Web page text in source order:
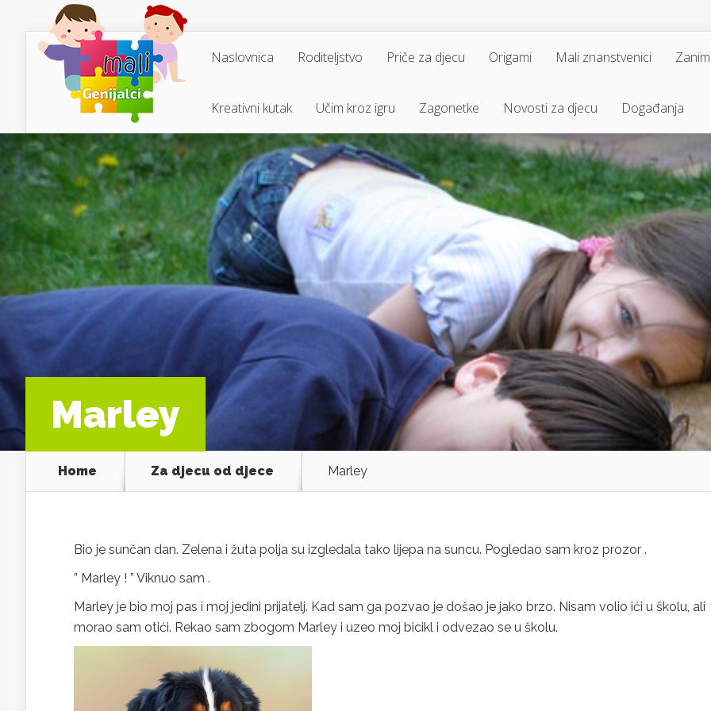
Naslovnica Roditeljstvo Priče za djecu Origami Mali znanstvenici
Kreativni kutak Učim kroz igru Zagonetke Novosti za djecu Događanja
Marley
Home Za djecu od djece Marley
Bio je sunčan dan. Zelena i žuta polja su izgledala tako lijepa na suncu. Pogledao sam kroz prozor .
” Marley ! ” Viknuo sam .
Marley je bio moj pas i moj jedini prijatelj. Kad sam ga pozvao je došao je jako brzo. Nisam volio ići u školu, ali
morao sam otići. Rekao sam zbogom Marley i uzeo moj bicikl i odvezao se u školu.